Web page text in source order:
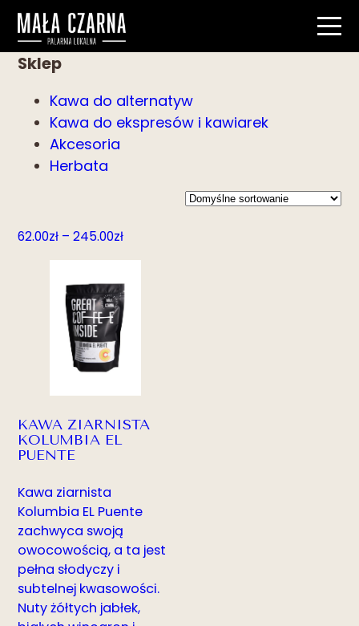
Sklep
Kawa do alternatyw
Kawa do ekspresów i kawiarek
Akcesoria
Herbata
62.00zł – 245.00złZakres
62.00zł
do
KAWA ZIARNISTA
KOLUMBIA EL
PUENTE
Kawa ziarnista
Kolumbia EL Puente
zachwyca swoją
owocowością, a ta jest
pełna słodyczy i
subtelnej kwasowości.
Nuty żółtych jabłek,